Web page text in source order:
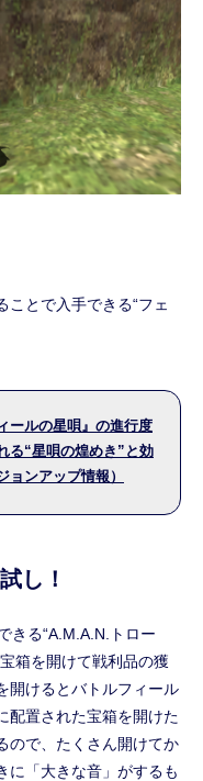
ことで入手できる“フェ
ールの星唄』の進行度
る“星唄の煌めき”と効
ョンアップ情報）
し！
きる“A.M.A.N.トロー
箱を開けて戦利品の獲
開けるとバトルフィール
配置された宝箱を開けた
ので、たくさん開けてか
に「大きな音」がするも